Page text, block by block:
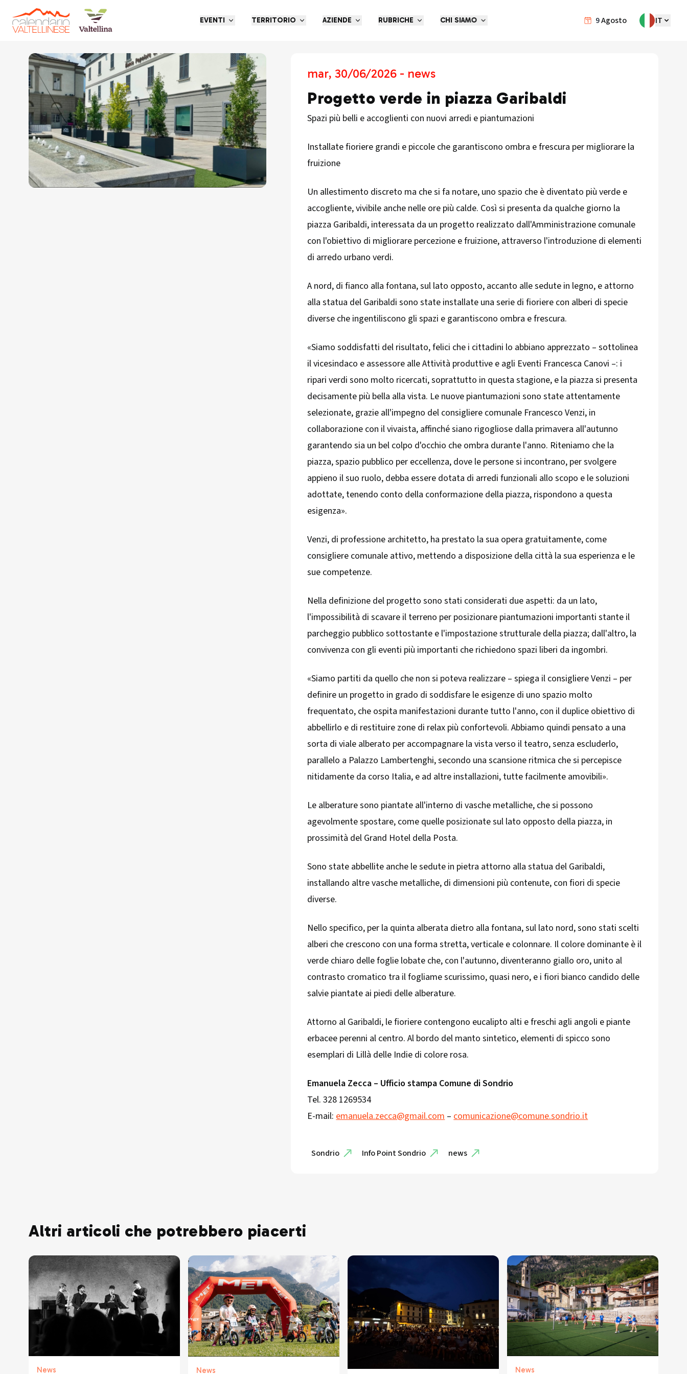
9Agosto IT
EVENTI TERRITORIO AZIENDE RUBRICHE CHI SIAMO
Torna indietro
mar, 30/06/2026 - news
Progetto verde in piazza Garibaldi
Spazi più belli e accoglienti con nuovi arredi e piantumazioni
Installate fioriere grandi e piccole che garantiscono ombra e frescura per migliorare la
fruizione
Un allestimento discreto ma che si fa notare, uno spazio che è diventato più verde e
accogliente, vivibile anche nelle ore più calde. Così si presenta da qualche giorno la
piazza Garibaldi, interessata da un progetto realizzato dall'Amministrazione comunale
con l'obiettivo di migliorare percezione e fruizione, attraverso l'introduzione di elementi
di arredo urbano verdi.
A nord, di fianco alla fontana, sul lato opposto, accanto alle sedute in legno, e attorno
alla statua del Garibaldi sono state installate una serie di fioriere con alberi di specie
diverse che ingentiliscono gli spazi e garantiscono ombra e frescura.
«Siamo soddisfatti del risultato, felici che i cittadini lo abbiano apprezzato – sottolinea
il vicesindaco e assessore alle Attività produttive e agli Eventi Francesca Canovi –: i
ripari verdi sono molto ricercati, soprattutto in questa stagione, e la piazza si presenta
decisamente più bella alla vista. Le nuove piantumazioni sono state attentamente
selezionate, grazie all'impegno del consigliere comunale Francesco Venzi, in
collaborazione con il vivaista, affinché siano rigogliose dalla primavera all'autunno
garantendo sia un bel colpo d'occhio che ombra durante l'anno. Riteniamo che la
piazza, spazio pubblico per eccellenza, dove le persone si incontrano, per svolgere
appieno il suo ruolo, debba essere dotata di arredi funzionali allo scopo e le soluzioni
adottate, tenendo conto della conformazione della piazza, rispondono a questa
esigenza».
Venzi, di professione architetto, ha prestato la sua opera gratuitamente, come
consigliere comunale attivo, mettendo a disposizione della città la sua esperienza e le
sue competenze.
Nella definizione del progetto sono stati considerati due aspetti: da un lato,
l'impossibilità di scavare il terreno per posizionare piantumazioni importanti stante il
parcheggio pubblico sottostante e l'impostazione strutturale della piazza; dall'altro, la
convivenza con gli eventi più importanti che richiedono spazi liberi da ingombri.
«Siamo partiti da quello che non si poteva realizzare – spiega il consigliere Venzi – per
definire un progetto in grado di soddisfare le esigenze di uno spazio molto
frequentato, che ospita manifestazioni durante tutto l'anno, con il duplice obiettivo di
abbellirlo e di restituire zone di relax più confortevoli. Abbiamo quindi pensato a una
sorta di viale alberato per accompagnare la vista verso il teatro, senza escluderlo,
parallelo a Palazzo Lambertenghi, secondo una scansione ritmica che si percepisce
nitidamente da corso Italia, e ad altre installazioni, tutte facilmente amovibili».
Le alberature sono piantate all'interno di vasche metalliche, che si possono
agevolmente spostare, come quelle posizionate sul lato opposto della piazza, in
prossimità del Grand Hotel della Posta.
Sono state abbellite anche le sedute in pietra attorno alla statua del Garibaldi,
installando altre vasche metalliche, di dimensioni più contenute, con fiori di specie
diverse.
Nello specifico, per la quinta alberata dietro alla fontana, sul lato nord, sono stati scelti
alberi che crescono con una forma stretta, verticale e colonnare. Il colore dominante è il
verde chiaro delle foglie lobate che, con l'autunno, diventeranno giallo oro, unito al
contrasto cromatico tra il fogliame scurissimo, quasi nero, e i fiori bianco candido delle
salvie piantate ai piedi delle alberature.
Attorno al Garibaldi, le fioriere contengono eucalipto alti e freschi agli angoli e piante
erbacee perenni al centro. Al bordo del manto sintetico, elementi di spicco sono
esemplari di Lillà delle Indie di colore rosa.
Emanuela Zecca – Ufficio stampa Comune di Sondrio
Tel. 328 1269534
E-mail:emanuela.zecca@gmail.com–comunicazione@comune.sondrio.it
Sondrio Info Point Sondrio news
Altri articoli che potrebbero piacerti
News News News